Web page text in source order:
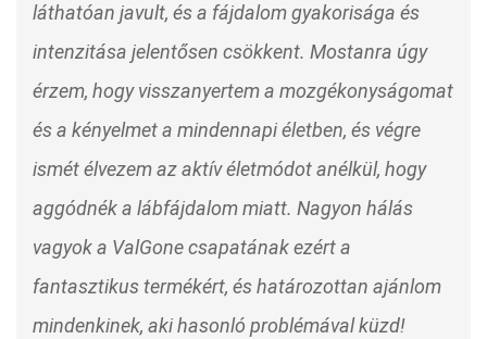
láthatóan javult, és a fájdalom gyakorisága és
intenzitása jelentősen csökkent. Mostanra úgy
érzem, hogy visszanyertem a mozgékonyságomat
és a kényelmet a mindennapi életben, és végre
ismét élvezem az aktív életmódot anélkül, hogy
aggódnék a lábfájdalom miatt. Nagyon hálás
vagyok a ValGone csapatának ezért a
fantasztikus termékért, és határozottan ajánlom
mindenkinek, aki hasonló problémával küzd!